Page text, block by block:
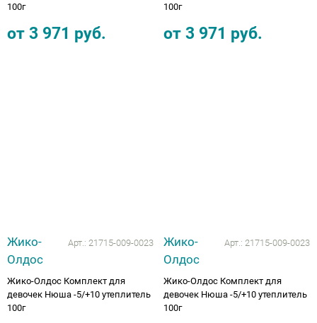
100г
от 3 971 руб.
100г
от 3 971 руб.
Жико-
Олдос
Арт.: 21715-009-0023
Жико-Олдос Комплект для
девочек Нюша -5/+10 утеплитель
100г
Жико-
Олдос
Арт.: 21715-009-0023
Жико-Олдос Комплект для
девочек Нюша -5/+10 утеплитель
100г